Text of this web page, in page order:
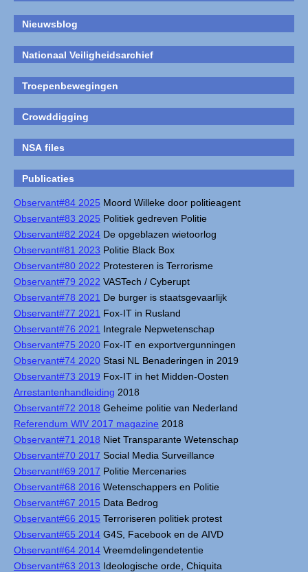
Nieuwsblog
Nationaal Veiligheidsarchief
Troepenbewegingen
Crowddigging
NSA files
Publicaties
Observant#84 2025 Moord Willeke door politieagent
Observant#83 2025 Politiek gedreven Politie
Observant#82 2024 De opgeblazen wietoorlog
Observant#81 2023 Politie Black Box
Observant#80 2022 Protesteren is Terrorisme
Observant#79 2022 VASTech / Cyberupt
Observant#78 2021 De burger is staatsgevaarlijk
Observant#77 2021 Fox-IT in Rusland
Observant#76 2021 Integrale Nepwetenschap
Observant#75 2020 Fox-IT en exportvergunningen
Observant#74 2020 Stasi NL Benaderingen in 2019
Observant#73 2019 Fox-IT in het Midden-Oosten
Arrestantenhandleiding 2018
Observant#72 2018 Geheime politie van Nederland
Referendum WIV 2017 magazine 2018
Observant#71 2018 Niet Transparante Wetenschap
Observant#70 2017 Social Media Surveillance
Observant#69 2017 Politie Mercenaries
Observant#68 2016 Wetenschappers en Politie
Observant#67 2015 Data Bedrog
Observant#66 2015 Terroriseren politiek protest
Observant#65 2014 G4S, Facebook en de AIVD
Observant#64 2014 Vreemdelingendetentie
Observant#63 2013 Ideologische orde, Chiquita